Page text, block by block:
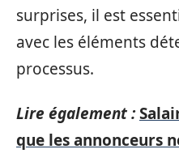
surprises, il est
avec les éléments
processus.
Lire également :
que les annonceurs